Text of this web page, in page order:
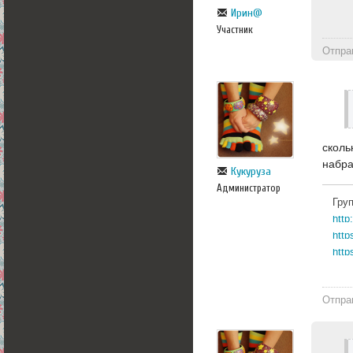
Ирин@
Участник
Кукуруза
Администратор